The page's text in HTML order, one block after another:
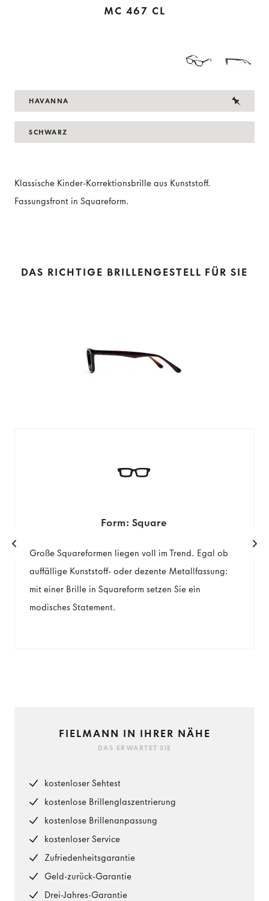
MC 467 CL
HAVANNA
SCHWARZ
Klassische Kinder-Korrektionsbrille aus Kunststoff.
Fassungsfront in Squareform.
DAS RICHTIGE BRILLENGESTELL FÜR SIE
Form: Square
Große Squareformen liegen voll im Trend. Egal ob
auffällige Kunststoff- oder dezente Metallfassung:
mit einer Brille in Squareform setzen Sie ein
modisches Statement.
FIELMANN IN IHRER NÄHE
DAS ERWARTET SIE
kostenloser Sehtest
kostenlose Brillenglaszentrierung
kostenlose Brillenanpassung
kostenloser Service
Zufriedenheitsgarantie
Geld-zurück-Garantie
Drei-Jahres-Garantie